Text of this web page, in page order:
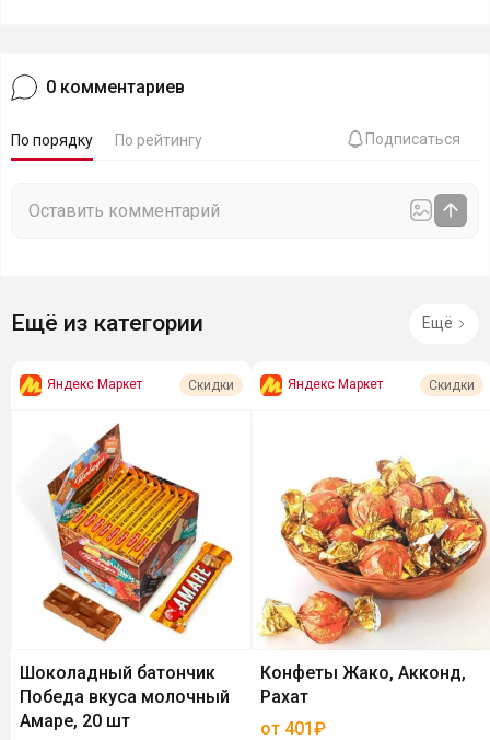
0 комментариев
По порядку По рейтингу Подписаться
Ещё из категории Ещё
Яндекс Маркет Скидки
Шоколадный батончик
Победа вкуса молочный
Амаре, 20 шт
Яндекс Маркет Скидки
Конфеты Жако, Акконд,
Рахат
от 401₽